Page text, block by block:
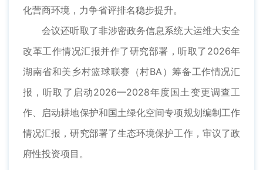
化营商环境，力争省评排名稳步提升。
会议还听取了非涉密政务信息系统大运维大安全
改革工作情况汇报并作了研究部署，听取了2026年
湖南省和美乡村篮球联赛（村BA）筹备工作情况汇
报，听取了启动2026—2028年度国土变更调查工
作、启动耕地保护和国土绿化空间专项规划编制工作
情况汇报，研究部署了生态环境保护工作，审议了政
府性投资项目。